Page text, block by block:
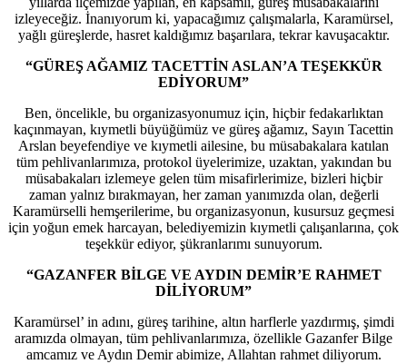
izleyeceğiz. İnanıyorum ki, yapacağımız çalışmalarla, Karamürsel,
yağlı güreşlerde, hasret kaldığımız başarılara, tekrar kavuşacaktır.
“GÜREŞ AĞAMIZ TACETTİN ASLAN’A TEŞEKKÜR
EDİYORUM”
Ben, öncelikle, bu organizasyonumuz için, hiçbir fedakarlıktan
kaçınmayan, kıymetli büyüğümüz ve güreş ağamız, Sayın Tacettin
Arslan beyefendiye ve kıymetli ailesine, bu müsabakalara katılan
tüm pehlivanlarımıza, protokol üyelerimize, uzaktan, yakından bu
müsabakaları izlemeye gelen tüm misafirlerimize, bizleri hiçbir
zaman yalnız bırakmayan, her zaman yanımızda olan, değerli
Karamürselli hemşerilerime, bu organizasyonun, kusursuz geçmesi
için yoğun emek harcayan, belediyemizin kıymetli çalışanlarına, çok
teşekkür ediyor, şükranlarımı sunuyorum.
“GAZANFER BİLGE VE AYDIN DEMİR’E RAHMET
DİLİYORUM”
Karamürsel’ in adını, güreş tarihine, altın harflerle yazdırmış, şimdi
aramızda olmayan, tüm pehlivanlarımıza, özellikle Gazanfer Bilge
amcamız ve Aydın Demir abimize, Allahtan rahmet diliyorum.